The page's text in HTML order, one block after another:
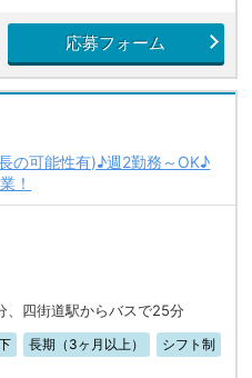
応募フォーム
の可能性有)♪週2勤務～OK♪
！
、四街道駅からバスで25分
長期（3ヶ月以上）
シフト制